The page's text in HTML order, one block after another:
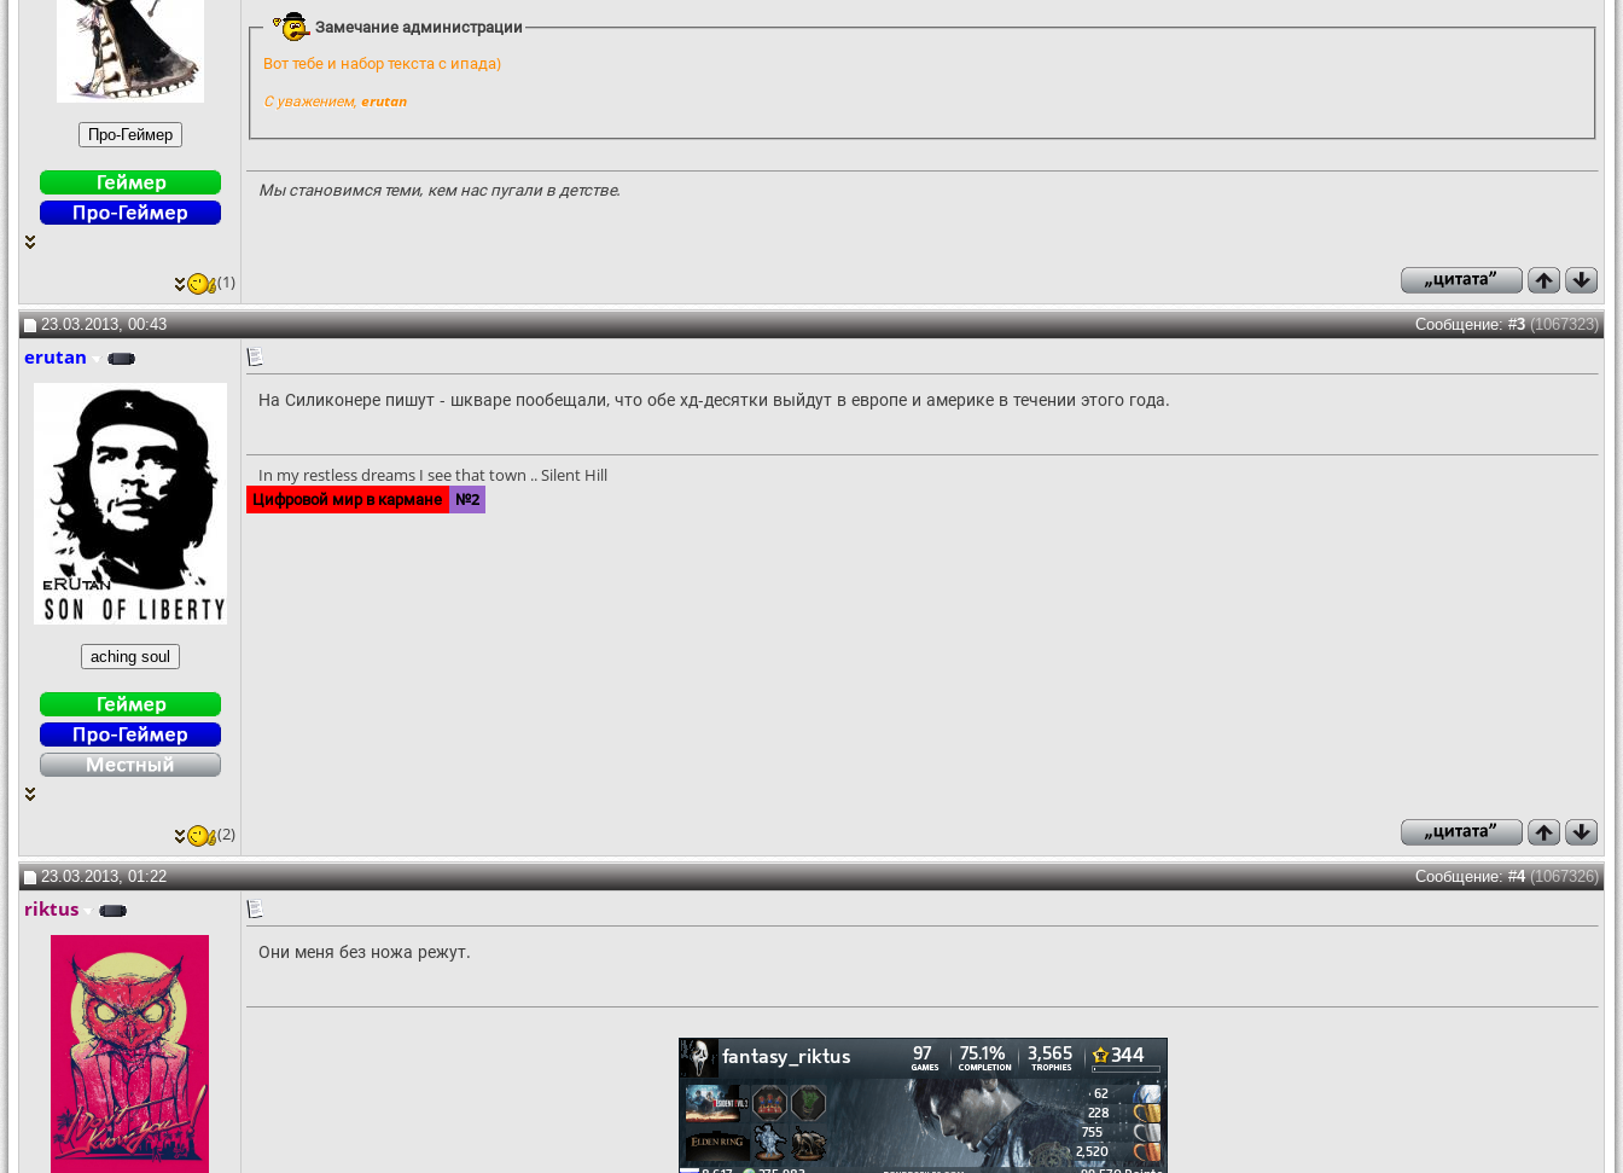
Замечание администрации
Вот тебе и набор текста с ипада)
С уважением, erutan
Мы становимся теми, кем нас пугали в детстве.
(1)
23.03.2013, 00:43 Сообщение: #3(1067323)
erutan
На Силиконере пишут - шкваре пообещали, что обе хд-десятки выйдут в европе и америке в течении этого года.
In my restless dreams I see that town .. Silent Hill
Цифровой мир в кармане
№2
(2)
23.03.2013, 01:22 Сообщение: #4(1067326)
riktus
Они меня без ножа режут.